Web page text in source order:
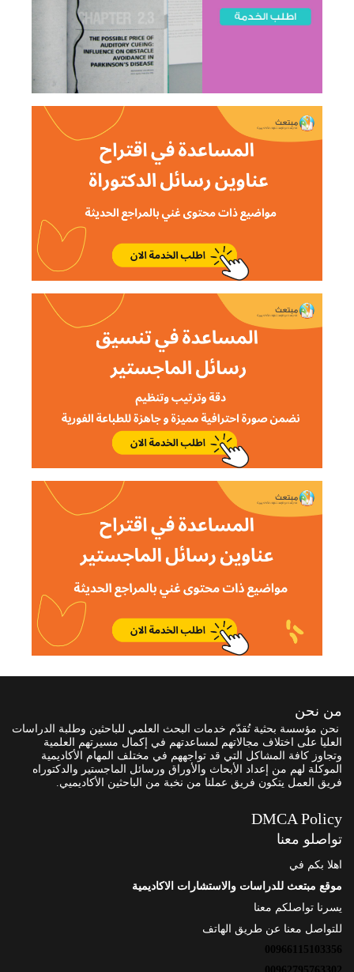
من نحن
نحن مؤسسة بحثية تُقدّم خدمات البحث العلمي للباحثين وطلبة الدراسات
العليا على اختلاف مجالاتهم لمساعدتهم في إكمال مسيرتهم العلمية
وتجاوز كافة المشاكل التي قد تواجههم في مختلف المهام الأكاديمية
الموكلة لهم من إعداد الأبحاث والأوراق ورسائل الماجستير والدكتوراه
فريق العمل يتكون فريق عملنا من نخبة من الباحثين الأكاديميي.
DMCA Policy
تواصلو معنا
اهلا بكم في
موقع مبتعث للدراسات والاستشارات الاكاديمية
يسرنا تواصلكم معنا
للتواصل معنا عن طريق الهاتف
00966115103356